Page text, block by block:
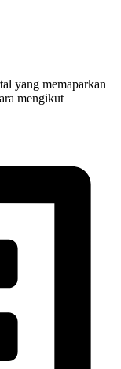
yang memaparkan
mengikut